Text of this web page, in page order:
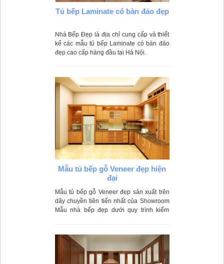
Tủ bếp Laminate có bàn đảo đẹp
Nhà Bếp Đẹp là địa chỉ cung cấp và thiết
kế các mẫu tủ bếp Laminate có bàn đảo
đẹp cao cấp hàng đầu tại Hà Nội.
Mẫu tủ bếp gỗ Veneer đẹp hiện
đại
Mẫu tủ bếp gỗ Veneer đẹp sản xuất trên
dây chuyền tiên tiến nhất của Showroom
Mẫu nhà bếp đẹp dưới quy trình kiểm